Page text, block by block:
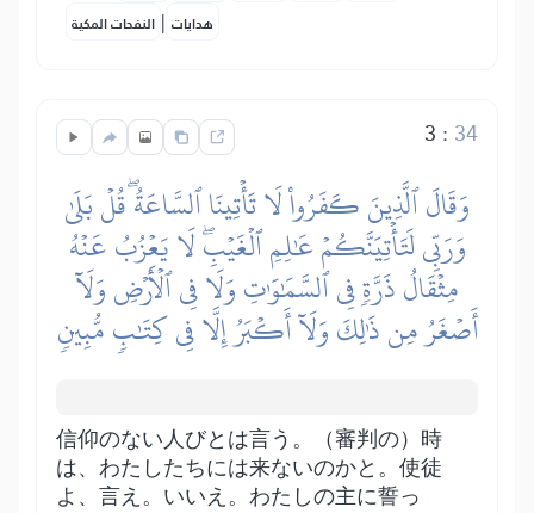
النفحات المكية | هدايات
3 : 34
وَقَالَ ٱلَّذِينَ كَفَرُواْ لَا تَأۡتِينَا ٱلسَّاعَةُۖ قُلۡ بَلَىٰ
وَرَبِّي لَتَأۡتِيَنَّكُمۡ عَٰلِمِ ٱلۡغَيۡبِۖ لَا يَعۡزُبُ عَنۡهُ
مِثۡقَالُ ذَرَّةٖ فِي ٱلسَّمَٰوَٰتِ وَلَا فِي ٱلۡأَرۡضِ وَلَآ
أَصۡغَرُ مِن ذَٰلِكَ وَلَآ أَكۡبَرُ إِلَّا فِي كِتَٰبٖ مُّبِينٖ
信仰のない人びとは言う。（審判の）時
は、わたしたちには来ないのかと。使徒
よ、言え。いいえ。わたしの主に誓っ